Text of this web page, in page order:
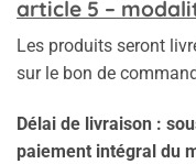
article 5 –
Les produits seront
sur le bon de
Délai de livraison :
paiement intégral du